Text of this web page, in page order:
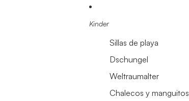
Kinder
Sillas de playa
Dschungel
Weltraumalter
Chalecos y manguitos